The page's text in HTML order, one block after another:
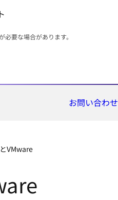
要な場合があります。
お問い合わせ
VMware